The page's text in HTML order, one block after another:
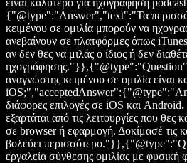
είναι καλύτερο για ηχογράφηση
{"@type":"Answer","text":"Τα
κειμένου σε ομιλία μπορούν να
ανεβαίνουν σε πλατφόρμες όπως
αν δεν θες να μιλάς ο ίδιος ή δεν
αναγνώστης κειμένου σε ομιλία είναι
διάφορες επιλογές σε iOS και Android.
εξαρτάται από τις λειτουργίες που θες
σε browser ή εφαρμογή. Δοκίμασέ τις
βολεύει
εργαλεία σύνθεσης ομιλίας με φυσική